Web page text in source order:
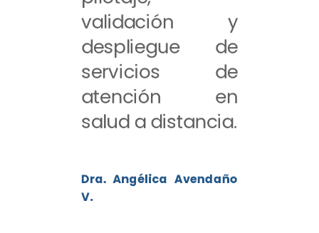
validación y
despliegue de
servicios de
atención en
salud a distancia.
Dra. Angélica Avendaño
V.